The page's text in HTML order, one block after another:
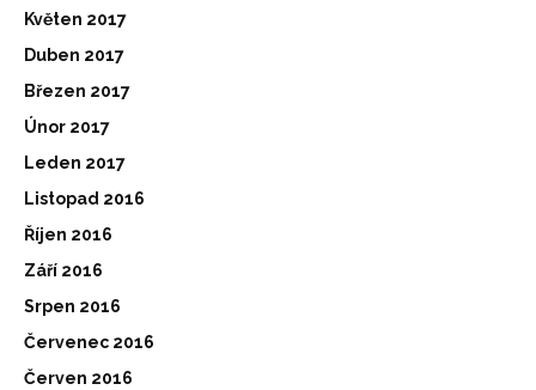
Květen 2017
Duben 2017
Březen 2017
Únor 2017
Leden 2017
Listopad 2016
Říjen 2016
Září 2016
Srpen 2016
Červenec 2016
Červen 2016